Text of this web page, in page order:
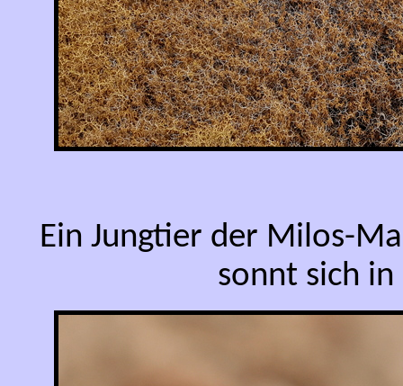
Ein Jungtier der Milos-
sonnt sich